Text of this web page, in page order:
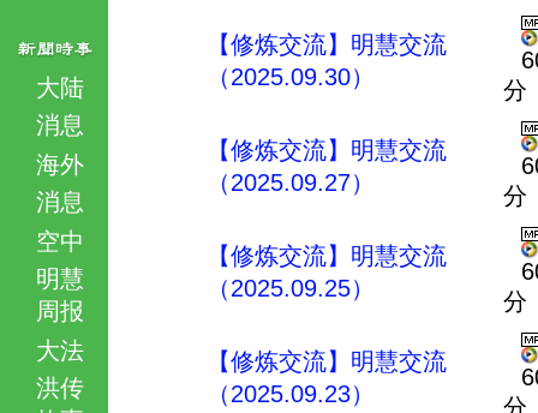
大陆
消息
海外
消息
空中
明慧
周报
大法
洪传
【修炼交流】明慧交流
（2025.09.30）
分
【修炼交流】明慧交流
（2025.09.27）
分
【修炼交流】明慧交流
（2025.09.25）
分
【修炼交流】明慧交流
（2025.09.23）
分